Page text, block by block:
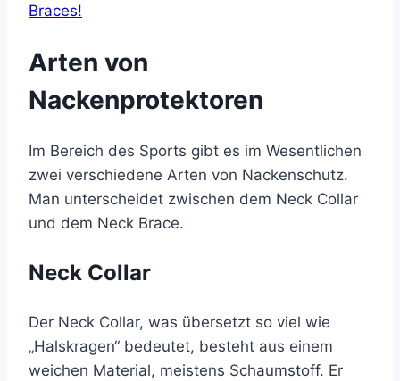
Braces!
Arten von
Nackenprotektoren
Im Bereich des Sports gibt es im Wesentlichen
zwei verschiedene Arten von Nackenschutz.
Man unterscheidet zwischen dem Neck Collar
und dem Neck Brace.
Neck Collar
Der Neck Collar, was übersetzt so viel wie
„Halskragen“ bedeutet, besteht aus einem
weichen Material, meistens Schaumstoff. Er